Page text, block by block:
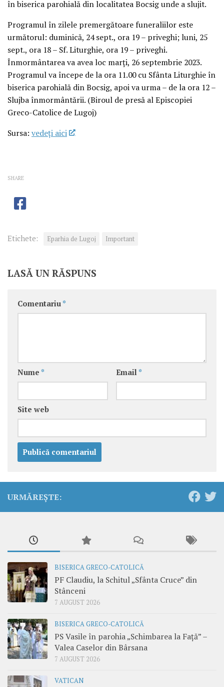
în biserica parohială din localitatea Bocsig unde a slujit.
Programul în zilele premergătoare funeraliilor este
următorul: duminică, 24 sept., ora 19 – priveghi; luni, 25
sept., ora 18 – Sf. Liturghie, ora 19 – priveghi.
Înmormântarea va avea loc marți, 26 septembrie 2023.
Programul va începe de la ora 11.00 cu Sfânta Liturghie în
biserica parohială din Bocsig, apoi va urma – de la ora 12 –
Slujba înmormântării. (Biroul de presă al Episcopiei
Greco-Catolice de Lugoj)
Sursa: vedeţi aici
SHARE
Etichete: Eparhia de Lugoj Important
LASĂ UN RĂSPUNS
Comentariu *
Nume * Email *
Site web
URMĂREȘTE:
BISERICA GRECO-CATOLICĂ
PF Claudiu, la Schitul „Sfânta Cruce” din
Stânceni
7 AUGUST 2026
BISERICA GRECO-CATOLICĂ
PS Vasile în parohia „Schimbarea la Față” –
Valea Caselor din Bârsana
7 AUGUST 2026
VATICAN